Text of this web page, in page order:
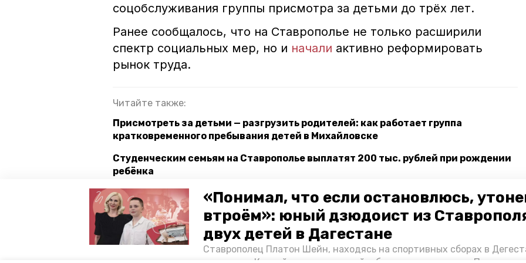
«Понимал, что если остановлюсь,
втроём»: юный дзюдоист из
двух детей в Дагестане
Ставрополец Платон Шейн, находясь на спортивных сборах в
соцобслуживания группы присмотра за детьми до трёх лет.
Ранее сообщалось, что на Ставрополье не только расширили
спектр социальных мер, но и начали активно реформировать
рынок труда.
Читайте также:
Присмотреть за детьми — разгрузить родителей: как работает группа
кратковременного пребывания детей в Михайловске
Студенческим семьям на Ставрополье выплатят 200 тыс. рублей при рождении
ребёнка
В Предгорье со 100-летним юбилеем поздравили труженицу тыла
ставропольский край владимир владимиров елена мамонтова